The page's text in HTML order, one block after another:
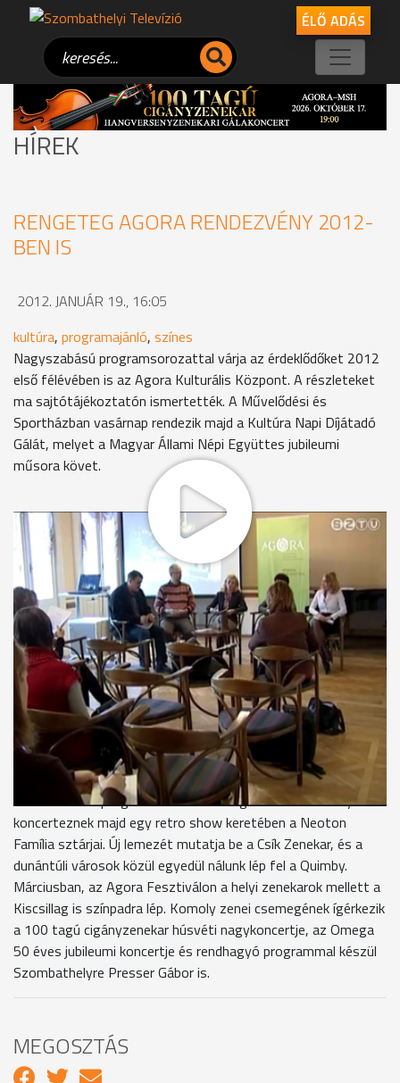
ÉLŐ ADÁS
HÍREK
RENGETEG AGORA RENDEZVÉNY 2012-
BEN IS
2012. JANUÁR 19., 16:05
kultúra, programajánló, színes
Nagyszabású programsorozattal várja az érdeklődőket 2012
első félévében is az Agora Kulturális Központ. A részleteket
ma sajtótájékoztatón ismertették. A Művelődési és
Sportházban vasárnap rendezik majd a Kultúra Napi Díjátadó
Gálát, melyet a Magyar Állami Népi Együttes jubileumi
műsora követ.
Az Agora-Gyermekek Házában hétfőtől a magyar nyelvé és
irodalomé lesz a főszerep a Gyermek Kulturális hét keretében,
februárban néprajzi heteket, márciusban művészeti
fesztivált, majusban pedig gyermeknapot rendeznek. Lesz
majd farsangi és húsvéti játszóház, kányavári kirándulás és
számos kézműves foglalkozás is. Továbbra is artmoziként
üzemel, de a tervezett digitális átállás után premierfilmekre is
várja majd a közönséget a Savaria Filmszínház. A szabadtéri
programok sorában az Agora saját gasztronómiai és
tehetség-felkaroló fesztivált is szervez majd májusban.
Grünwald Stefánia - igazgató, Agora Kulturális Központ
Számos zenei programot is kínál az Agora. Szombathelyen
koncerteznek majd egy retro show keretében a Neoton
Família sztárjai. Új lemezét mutatja be a Csík Zenekar, és a
dunántúli városok közül egyedül nálunk lép fel a Quimby.
Márciusban, az Agora Fesztiválon a helyi zenekarok mellett a
Kiscsillag is színpadra lép. Komoly zenei csemegének ígérkezik
a 100 tagú cigányzenekar húsvéti nagykoncertje, az Omega
50 éves jubileumi koncertje és rendhagyó programmal készül
Szombathelyre Presser Gábor is.
MEGOSZTÁS